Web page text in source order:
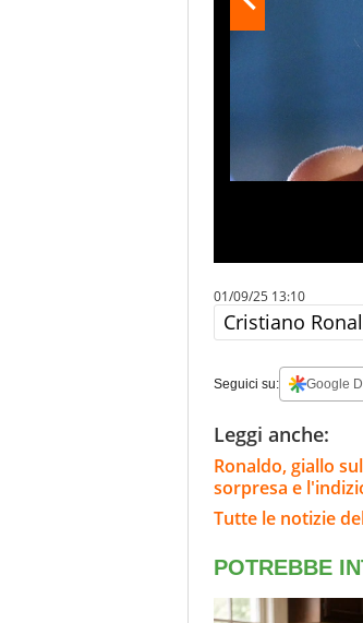
01/09/25 13:10
Cristiano
Seguici su: Google
Leggi anche:
Ronaldo, giallo
sorpresa e
Tutte le notizie